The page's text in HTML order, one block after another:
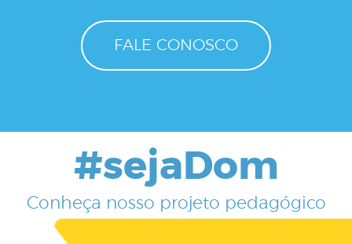
FALE CONOSCO
#sejaDom
Conheça nosso projeto pedagógico